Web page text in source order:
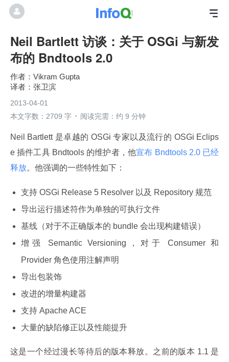
Neil Bartlett 访谈：关于 OSGi 与新发
布的 Bndtools 2.0
Vikram Gupta
张卫滨
2013-04-01
本文字数：2709 字
阅读完需：约 9 分钟
Neil Bartlett 是卓越的 OSGi 专家以及流行的 OSGi Eclips
e 插件工具 Bndtools 的维护者，他宣布 Bndtools 2.0 已经
释放。他强调的一些特性如下：
支持 OSGi Release 5 Resolver 以及 Repository 规范
导出运行描述符作为单独的可执行文件
基线（对于不正确版本的 bundle 会出现构建错误）
增强 Semantic Versioning，对于 Consumer 和
Provider 角色使用注解声明
导出包装饰
改进的增量构建器
支持 Apache ACE
大量的缺陷修正以及性能提升
这是一个经过漫长等待后的版本释放。之前的版本 1.1 是